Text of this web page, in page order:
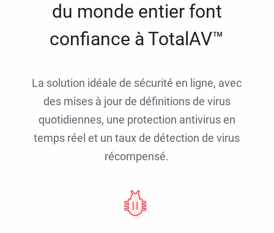
du monde entier font
confiance à TotalAV™
La solution idéale de sécurité en ligne, avec
des mises à jour de définitions de virus
quotidiennes, une protection antivirus en
temps réel et un taux de détection de virus
récompensé.